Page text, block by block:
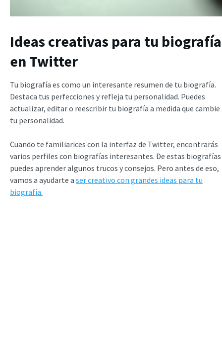
Ideas creativas para tu biografía
en Twitter
Tu biografía es como un interesante resumen de tu biografía.
Destaca tus perfecciones y refleja tu personalidad. Puedes
actualizar, editar o reescribir tu biografía a medida que cambie
tu personalidad.
Cuando te familiarices con la interfaz de Twitter, encontrarás
varios perfiles con biografías interesantes. De estas biografías
puedes aprender algunos trucos y consejos. Pero antes de eso,
vamos a ayudarte a ser creativo con grandes ideas para tu
biografía.